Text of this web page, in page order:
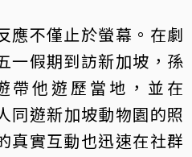
應不僅止於螢幕。在劇
一假期到訪新加坡，孫
帶他遊歷當地，並在
同遊新加坡動物園的照
真實互動也迅速在社群